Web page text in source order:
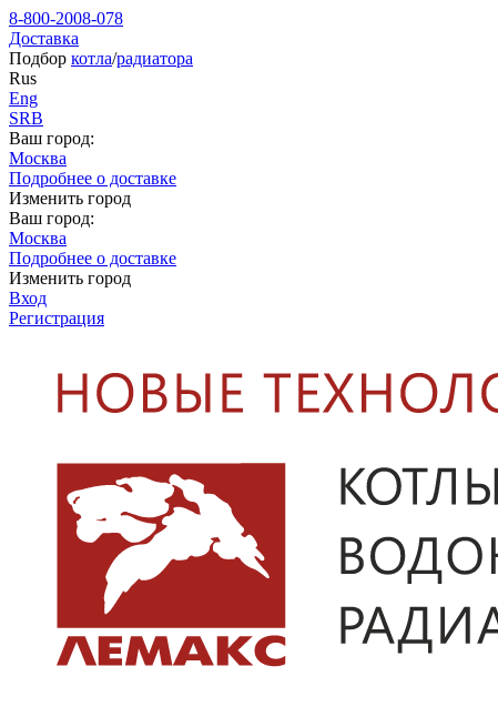
8-800-2008-078
Доставка
Подбор котла/радиатора
Rus
Eng
SRB
Ваш город:
Москва
Подробнее о доставке
Изменить город
Ваш город:
Москва
Подробнее о доставке
Изменить город
Вход
Регистрация